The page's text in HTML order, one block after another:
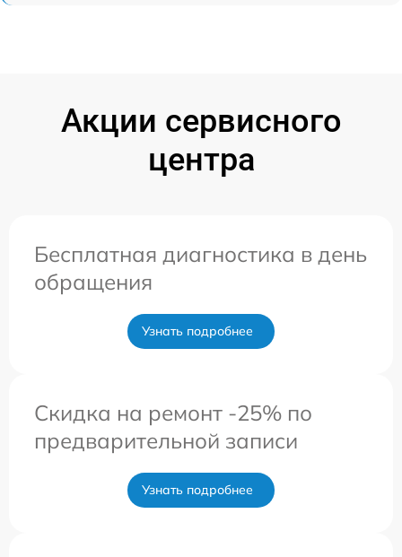
Акции сервисного
центра
Бесплатная диагностика в день
обращения
Узнать подробнее
Скидка на ремонт -25% по
предварительной записи
Узнать подробнее